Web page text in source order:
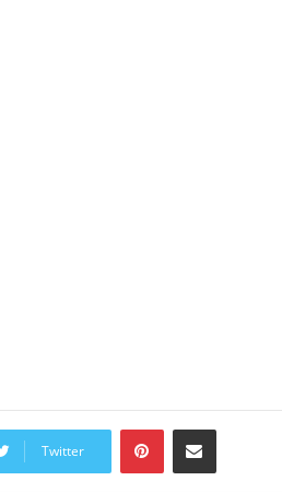
Twitter
PinterestShare via Email